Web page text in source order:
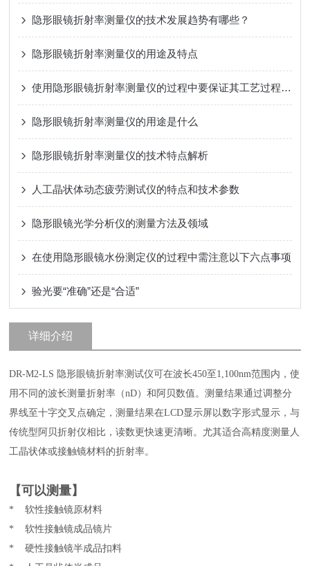
隐形眼镜折射率测量仪的技术发展趋势有哪些？
隐形眼镜折射率测量仪的用途及特点
使用隐形眼镜折射率测量仪的过程中要保证其工艺过程严格的执行
隐形眼镜折射率测量仪的用途是什么
隐形眼镜折射率测量仪的技术特点解析
人工晶状体动态疲劳测试仪的特点和技术参数
隐形眼镜光学分析仪的测量方法及领域
在使用隐形眼镜水份测定仪的过程中需注意以下六点事项
验光要“准确”还是“合适”
详细介绍
DR-M2-LS 隐形眼镜折射率测试仪可在波长450至1,100nm范围内，使
用不同的波长测量折射率（nD）和阿贝数值。测量结果通过调整分
界线至十字交叉点确定，测量结果在LCD显示屏以数字形式显示，与
传统型阿贝折射仪相比，读数更快速更清晰。尤其适合高精度测量人
工晶状体或接触镜材料的折射率。
【可以测量】
* 软性接触镜原材料
*软性接触镜成品镜片
*硬性接触镜半成品扣料